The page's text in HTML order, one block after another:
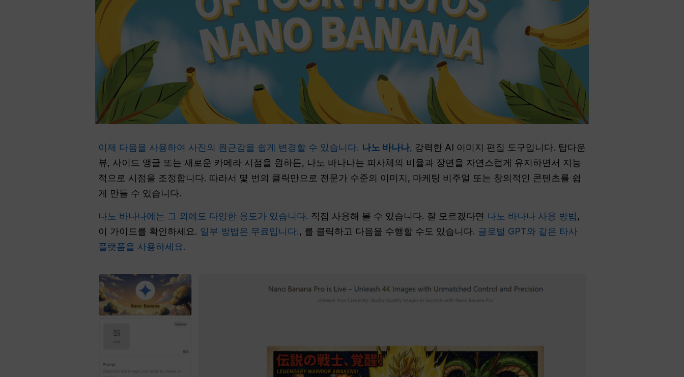
이제 다음을 사용하여 사진의 원근감을 쉽게 변경할 수 있습니다. 나노 바나나, 강력한 AI 이미지 편집 도구입니다. 탑다운
뷰, 사이드 앵글 또는 새로운 카메라 시점을 원하든, 나노 바나나는 피사체의 비율과 장면을 자연스럽게 유지하면서 지능
적으로 시점을 조정합니다. 따라서 몇 번의 클릭만으로 전문가 수준의 이미지, 마케팅 비주얼 또는 창의적인 콘텐츠를 쉽
게 만들 수 있습니다.
나노 바나나에는 그 외에도 다양한 용도가 있습니다. 직접 사용해 볼 수 있습니다. 잘 모르겠다면 나노 바나나 사용 방법 ,
이 가이드를 확인하세요. 일부 방법은 무료입니다., 를 클릭하고 다음을 수행할 수도 있습니다. 글로벌 GPT와 같은 타사
플랫폼을 사용하세요.